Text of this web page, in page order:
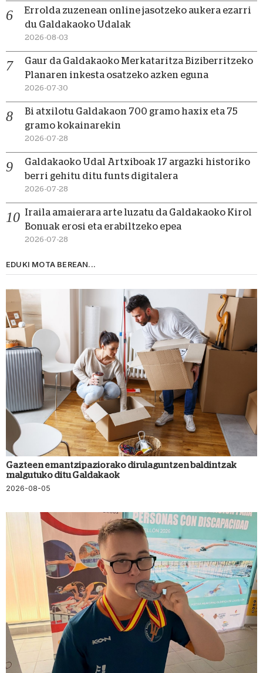
Errolda zuzenean online jasotzeko aukera ezarri
du Galdakaoko Udalak
2026-08-03
Gaur da Galdakaoko Merkataritza Biziberritzeko
Planaren inkesta osatzeko azken eguna
2026-07-30
Bi atxilotu Galdakaon 700 gramo haxix eta 75
gramo kokainarekin
2026-07-28
Galdakaoko Udal Artxiboak 17 argazki historiko
berri gehitu ditu funts digitalera
2026-07-28
Iraila amaierara arte luzatu da Galdakaoko Kirol
Bonuak erosi eta erabiltzeko epea
2026-07-28
EDUKI MOTA BEREAN...
Gazteen emantzipaziorako dirulaguntzen baldintzak
malgutuko ditu Galdakaok
2026-08-05